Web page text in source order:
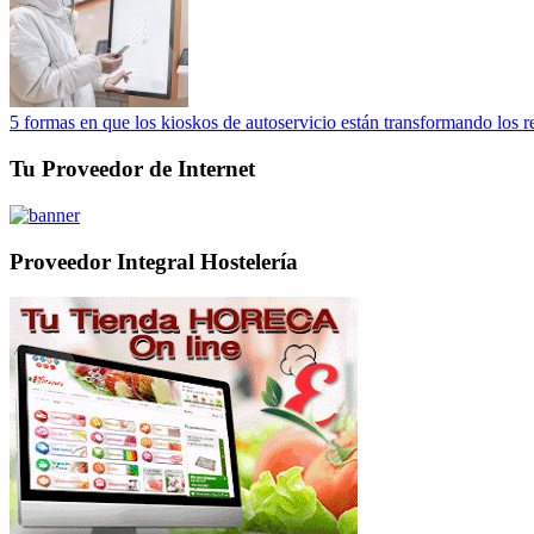
5 formas en que los kioskos de autoservicio están transformando los
Tu Proveedor de Internet
Proveedor Integral Hostelería